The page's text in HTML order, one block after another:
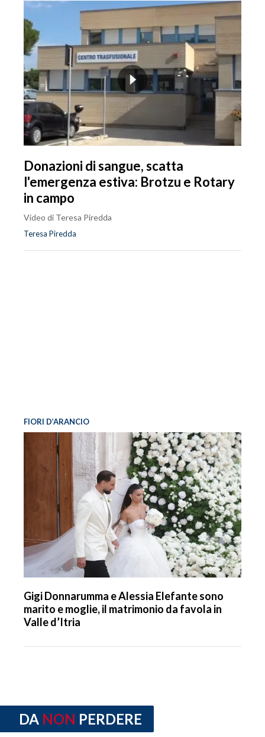
Donazioni di sangue, scatta
l'emergenza estiva: Brotzu e Rotary
in campo
Video di Teresa Piredda
Teresa Piredda
FIORI D’ARANCIO
Gigi Donnarumma e Alessia Elefante sono
marito e moglie, il matrimonio da favola in
Valle d’Itria
DA NON PERDERE